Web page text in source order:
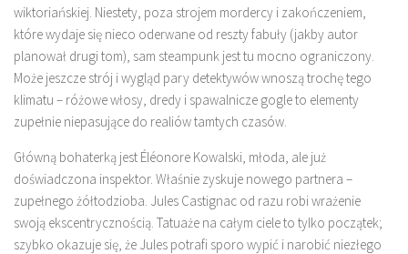
wiktoriańskiej. Niestety, poza strojem mordercy i zakończeniem,
które wydaje się nieco oderwane od reszty fabuły (jakby autor
planował drugi tom), sam steampunk jest tu mocno ograniczony.
Może jeszcze strój i wygląd pary detektywów wnoszą trochę tego
klimatu – różowe włosy, dredy i spawalnicze gogle to elementy
zupełnie niepasujące do realiów tamtych czasów.
Główną bohaterką jest Éléonore Kowalski, młoda, ale już
doświadczona inspektor. Właśnie zyskuje nowego partnera –
zupełnego żółtodzioba. Jules Castignac od razu robi wrażenie
swoją ekscentrycznością. Tatuaże na całym ciele to tylko początek;
szybko okazuje się, że Jules potrafi sporo wypić i narobić niezłego